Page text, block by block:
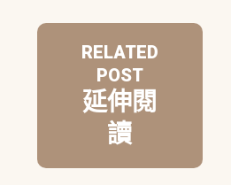
RELATED
POST
延伸閱
讀